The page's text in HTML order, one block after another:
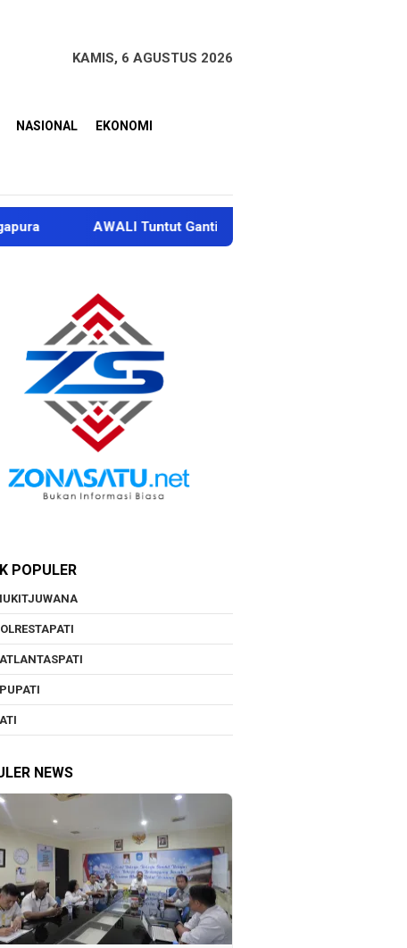
KAMIS, 6 AGUSTUS 2026
NASIONAL EKONOMI
AWALI Tuntut Ganti Rugi Rp100 Miliar dan Perbaikan
POPULER
NEWS